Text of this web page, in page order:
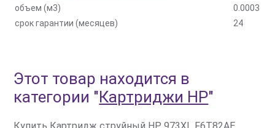
объем (м3)
0.0003
срок гарантии (месяцев)
24
Этот товар находится в
категории "Картриджи HP"